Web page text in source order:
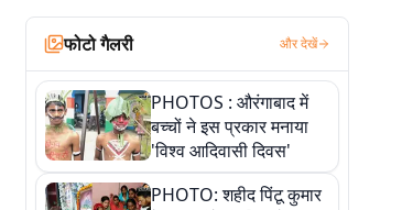
फोटो गैलरी और देखें
PHOTOS : औरंगाबाद में
बच्चों ने इस प्रकार मनाया
'विश्व आदिवासी दिवस'
PHOTO: शहीद पिंटू कुमार